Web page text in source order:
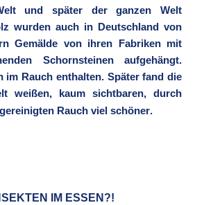
der
Bürger“
und später der ganzen Welt
wurden auch in Deutschland von
Gemälde von ihren Fabriken mit
Schornsteinen aufgehängt.
im Rauch enthalten. Später fand die
weißen, kaum sichtbaren,
durch
Rauch viel schöner.
IM ESSEN?!